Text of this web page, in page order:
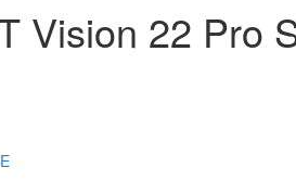
Vision 22 Pro